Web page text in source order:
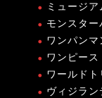
ミュージア
モンスター
ワンパンマ
ワンピース
ワールドト
ヴィジラン